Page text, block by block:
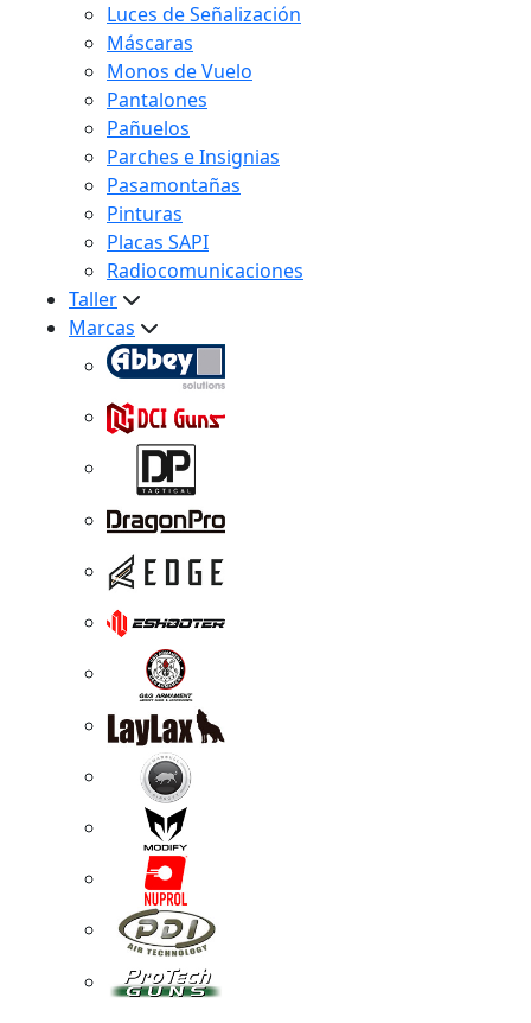
Luces de Señalización
Máscaras
Monos de Vuelo
Pantalones
Pañuelos
Parches e Insignias
Pasamontañas
Pinturas
Placas SAPI
Radiocomunicaciones
Taller
Marcas